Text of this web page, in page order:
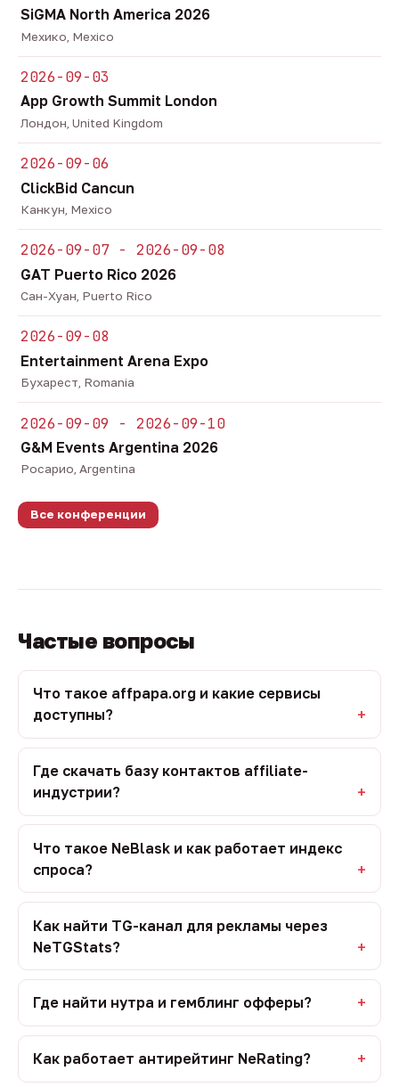
SiGMA North America 2026
Мехико, Mexico
2026-09-03
App Growth Summit London
Лондон, United Kingdom
2026-09-06
ClickBid Cancun
Канкун, Mexico
2026-09-07 - 2026-09-08
GAT Puerto Rico 2026
Сан-Хуан, Puerto Rico
2026-09-08
Entertainment Arena Expo
Бухарест, Romania
2026-09-09 - 2026-09-10
G&M Events Argentina 2026
Росарио, Argentina
Все конференции
Частые вопросы
Что такое affpapa.org и какие сервисы
доступны?
Где скачать базу контактов affiliate-
индустрии?
Что такое NeBlask и как работает индекс
спроса?
Как найти TG-канал для рекламы через
NeTGStats?
Где найти нутра и гемблинг офферы?
Как работает антирейтинг NeRating?